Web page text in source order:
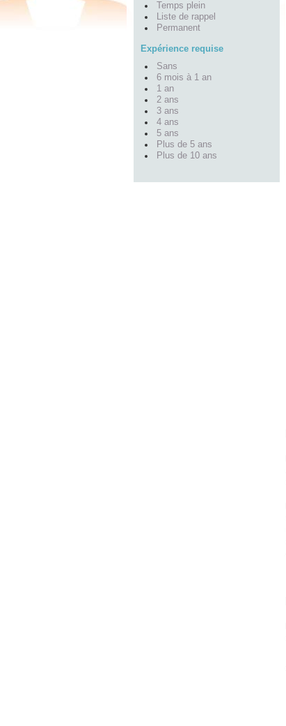
Temps plein
Liste de rappel
Permanent
Expérience requise
Sans
6 mois à 1 an
1 an
2 ans
3 ans
4 ans
5 ans
Plus de 5 ans
Plus de 10 ans